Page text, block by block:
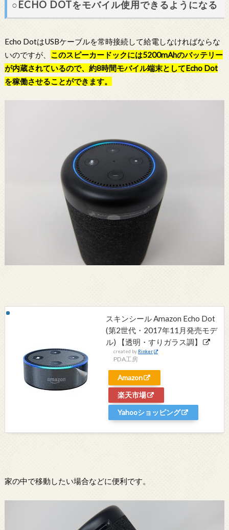
○ECHO DOTをモバイル使用できるようになる
Echo DotはUSBケーブルを常時接続して給電しなければならな
いのですが、 このスピーカードックには5200mAhのバッテリー
が内蔵されているので、約8時間モバイル端末としてEcho Dot
を稼働させることができます。
スキンシール Amazon Echo Dot
(第2世代・2017年11月発売モデ
ル) 【透明・すりガラス調】
created by Rinker
PDA工房
Amazon
楽天市場
Yahooショッピング
家の中で移動したい場合などに便利です。